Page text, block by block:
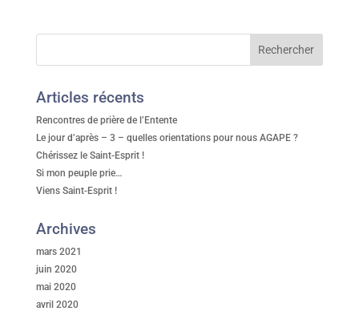
Articles récents
Rencontres de prière de l’Entente
Le jour d’après – 3 – quelles orientations pour nous AGAPE ?
Chérissez le Saint-Esprit !
Si mon peuple prie…
Viens Saint-Esprit !
Archives
mars 2021
juin 2020
mai 2020
avril 2020